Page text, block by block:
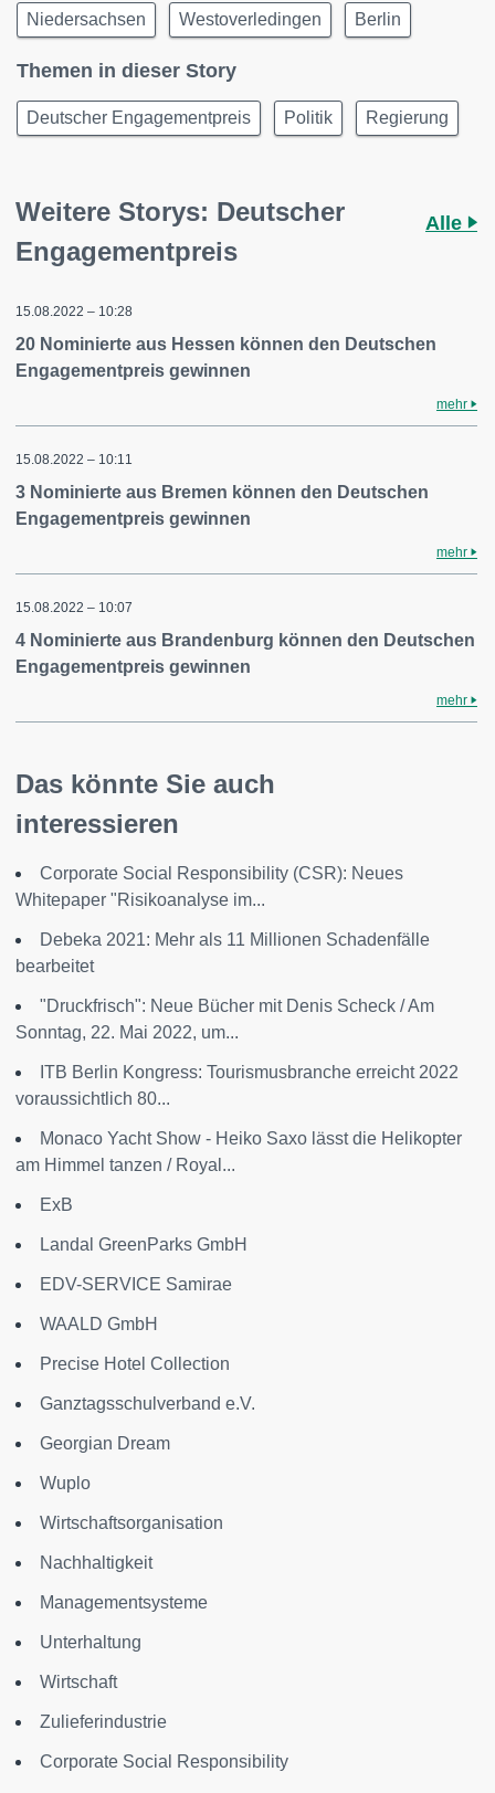
Niedersachsen Westoverledingen Berlin
Themen in dieser Story
Deutscher Engagementpreis Politik Regierung
Weitere Storys: Deutscher
Engagementpreis
Alle
15.08.2022 – 10:28
20 Nominierte aus Hessen können den Deutschen
Engagementpreis gewinnen
mehr
15.08.2022 – 10:11
3 Nominierte aus Bremen können den Deutschen
Engagementpreis gewinnen
mehr
15.08.2022 – 10:07
4 Nominierte aus Brandenburg können den Deutschen
Engagementpreis gewinnen
mehr
Das könnte Sie auch
interessieren
Corporate Social Responsibility (CSR): Neues
Whitepaper "Risikoanalyse im...
Debeka 2021: Mehr als 11 Millionen Schadenfälle
bearbeitet
"Druckfrisch": Neue Bücher mit Denis Scheck / Am
Sonntag, 22. Mai 2022, um...
ITB Berlin Kongress: Tourismusbranche erreicht 2022
voraussichtlich 80...
Monaco Yacht Show - Heiko Saxo lässt die Helikopter
am Himmel tanzen / Royal...
ExB
Landal GreenParks GmbH
EDV-SERVICE Samirae
WAALD GmbH
Precise Hotel Collection
Ganztagsschulverband e.V.
Georgian Dream
Wuplo
Wirtschaftsorganisation
Nachhaltigkeit
Managementsysteme
Unterhaltung
Wirtschaft
Zulieferindustrie
Corporate Social Responsibility